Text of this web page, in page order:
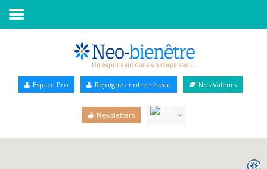
Annuaire Bien-être
Espace Pro Rejoignez notre réseau Nos Valeurs
Newsletters